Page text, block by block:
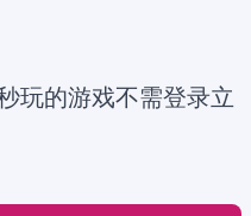
玩的游戏不需登录立